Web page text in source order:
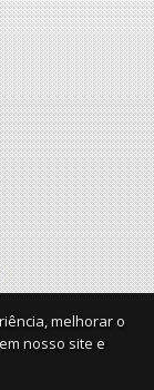
melhorar o
nosso site e